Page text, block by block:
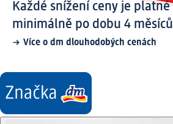
Každé snížení ceny je platné
minimálně po dobu 4 měsíců
Více o dm dlouhodobých cenách